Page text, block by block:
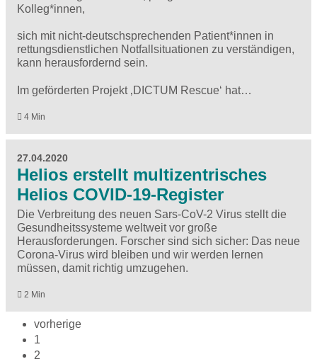
Kolleg*innen,
sich mit nicht-deutschsprechenden Patient*innen in
rettungsdienstlichen Notfallsituationen zu verständigen,
kann herausfordernd sein.
Im geförderten Projekt ‚DICTUM Rescue‘ hat…
4 Min
27.04.2020
Helios erstellt multizentrisches
Helios COVID-19-Register
Die Verbreitung des neuen Sars-CoV-2 Virus stellt die
Gesundheitssysteme weltweit vor große
Herausforderungen. Forscher sind sich sicher: Das neue
Corona-Virus wird bleiben und wir werden lernen
müssen, damit richtig umzugehen.
2 Min
vorherige
1
2